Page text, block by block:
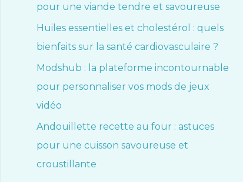
pour une viande tendre et savoureuse
Huiles essentielles et cholestérol : quels
bienfaits sur la santé cardiovasculaire ?
Modshub : la plateforme incontournable
pour personnaliser vos mods de jeux
vidéo
Andouillette recette au four : astuces
pour une cuisson savoureuse et
croustillante